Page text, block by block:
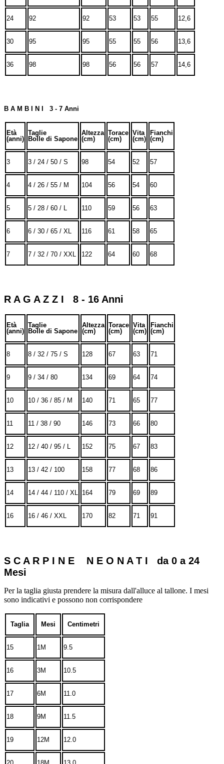
24 92 92 53 53 55 12,6
30 95 95 55 55 56 13,6
36 98 98 56 56 57 14,6
B A M B I N I 3 - 7 Anni
Età
(anni)
Taglie
Bolle di Sapone
Altezza
(cm)
Torace
(cm)
Vita
(cm)
Fianchi
(cm)
3 3 / 24 / 50 / S 98 54 52 57
4 4 / 26 / 55 / M 104 56 54 60
5 5 / 28 / 60 / L 110 59 56 63
6 6 / 30 / 65 / XL 116 61 58 65
7 7 / 32 / 70 / XXL 122 64 60 68
R A G A Z Z I 8 - 16 Anni
Età
(anni)
Taglie
Bolle di Sapone
Altezza
(cm)
Torace
(cm)
Vita
(cm)
Fianchi
(cm)
8 8 / 32 / 75 / S 128 67 63 71
9 9 / 34 / 80 134 69 64 74
10 10 / 36 / 85 / M 140 71 65 77
11 11 / 38 / 90 146 73 66 80
12 12 / 40 / 95 / L 152 75 67 83
13 13 / 42 / 100 158 77 68 86
14 14 / 44 / 110 / XL 164 79 69 89
16 16 / 46 / XXL 170 82 71 91
S C A R P I N E N E O N A T I da 0 a 24
Mesi
Per la taglia giusta prendere la misura dall'alluce al tallone. I mesi
sono indicativi e possono non corrispondere
Taglia Mesi Centimetri
15 1M 9.5
16 3M 10.5
17 6M 11.0
18 9M 11.5
19 12M 12.0